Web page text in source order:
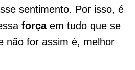
sentimento. Por isso, é
forçaem tudo que se
não for assim é, melhor